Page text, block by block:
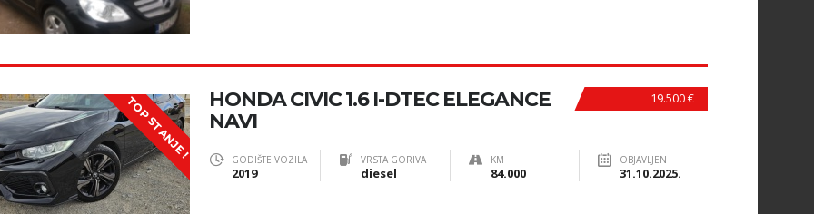
TOP STANJE ! 19.500 €
HONDA CIVIC 1.6 I-DTEC ELEGANCE
NAVI
GODIŠTE VOZILA
2019
VRSTA GORIVA
diesel
KM
84.000
OBJAVLJEN
31.10.2025.